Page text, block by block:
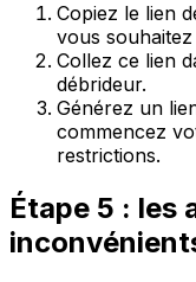
Copiez le lien
vous
Collez ce lien
débrideur.
Générez un
commencez
restrictions.
Étape 5 : les